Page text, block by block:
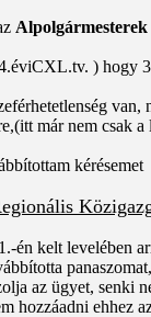
Alpolgármesterek
) hogy
már nem csak
kérésemet
én kelt levelében
az ügyet, senki
hozzáadni ehhez